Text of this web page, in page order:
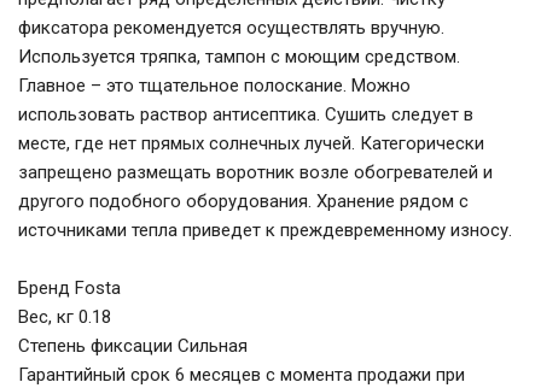
фиксатора рекомендуется осуществлять вручную.
Используется тряпка, тампон с моющим средством.
Главное – это тщательное полоскание. Можно
использовать раствор антисептика. Сушить следует в
месте, где нет прямых солнечных лучей. Категорически
запрещено размещать воротник возле обогревателей и
другого подобного оборудования. Хранение рядом с
источниками тепла приведет к преждевременному износу.
Бренд Fosta
Вес, кг 0.18
Степень фиксации Сильная
Гарантийный срок 6 месяцев с момента продажи при